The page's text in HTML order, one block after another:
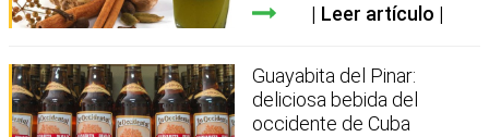
Leer artículo
Guayabita del Pinar:
deliciosa bebida del
occidente de Cuba